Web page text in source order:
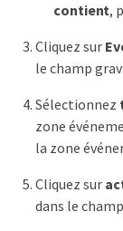
contient,
Cliquez sur
le champ
Sélectionnez
zone
la zone
Cliquez sur
dans le